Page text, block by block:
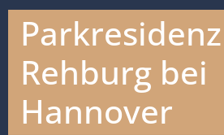
Rehburg bei
Hannover